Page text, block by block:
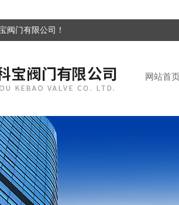
阀门有限公司！
网站首